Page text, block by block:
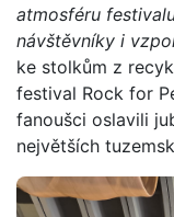
atmosféru
návštěvníky i
ke stolkům z
festival Rock for
fanoušci oslavili
největších